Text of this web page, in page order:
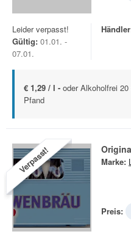
Leider verpasst!
Gültig: 01.01. -
07.01.
€ 1,29 / l - oder Alkoholfrei
Pfand
Verpasst! Marke:
Preis: